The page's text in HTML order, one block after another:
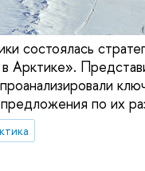
состоялась
по их